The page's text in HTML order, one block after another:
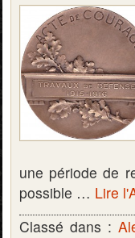
une période de
possible … Lire
Classé dans :